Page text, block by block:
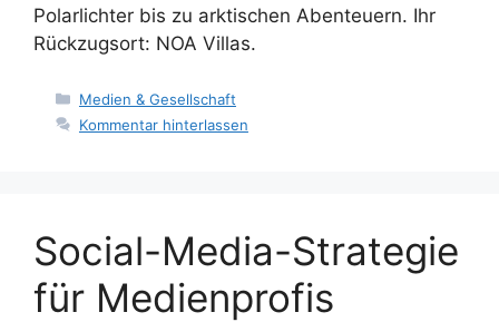
Polarlichter bis zu arktischen Abenteuern. Ihr
Rückzugsort: NOA Villas.
Kategorien
Medien & Gesellschaft
Kommentar hinterlassen
Social-Media-Strategie
für Medienprofis